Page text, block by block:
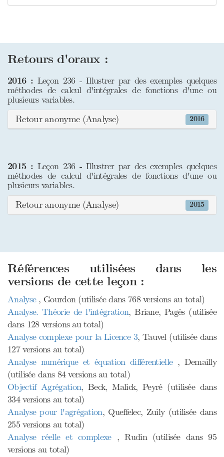
Retours d'oraux :
2016 : Leçon 236 - Illustrer par des exemples quelques
méthodes de calcul d'intégrales de fonctions d'une ou
plusieurs variables.
2016
Retour anonyme (Analyse)
2015 : Leçon 236 - Illustrer par des exemples quelques
méthodes de calcul d'intégrales de fonctions d'une ou
plusieurs variables.
2015
Retour anonyme (Analyse)
Références utilisées dans les
versions de cette leçon :
Analyse , Gourdon (utilisée dans 768 versions au total)
Analyse. Théorie de l'intégration, Briane, Pagès (utilisée
dans 128 versions au total)
Analyse complexe pour la Licence 3, Tauvel (utilisée dans
127 versions au total)
Analyse numérique et équation différentielle , Demailly
(utilisée dans 84 versions au total)
Objectif Agrégation, Beck, Malick, Peyré (utilisée dans
334 versions au total)
Analyse pour l'agrégation, Queffelec, Zuily (utilisée dans
255 versions au total)
Analyse réelle et complexe , Rudin (utilisée dans 95
versions au total)